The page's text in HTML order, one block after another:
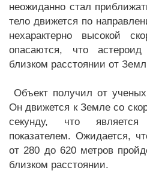
неожиданно стал
тело движется по
нехарактерно высокой
опасаются, что
близком расстоянии от
Объект получил от
Он движется к Земле со
секунду, что
показателем. Ожидается,
от 280 до 620 метров
близком расстоянии.